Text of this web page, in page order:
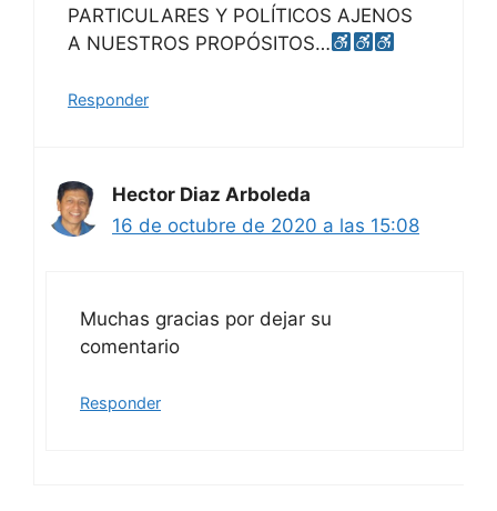
PARTICULARES Y POLÍTICOS AJENOS
A NUESTROS PROPÓSITOS…
Responder
Hector Diaz Arboleda
16 de octubre de 2020 a las 15:08
Muchas gracias por dejar su
comentario
Responder